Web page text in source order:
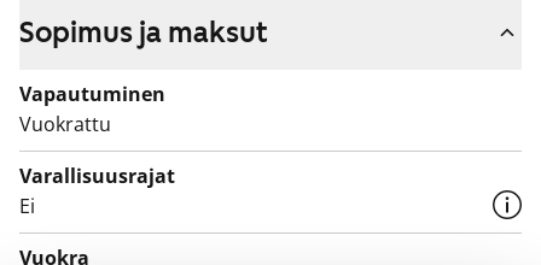
Sopimus ja maksut
Vapautuminen
Vuokrattu
Varallisuusrajat
Ei
Vuokra